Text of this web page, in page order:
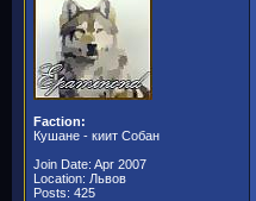
Faction:
Кушане - киит Собан
Join Date: Apr 2007
Location: Львов
Posts: 425